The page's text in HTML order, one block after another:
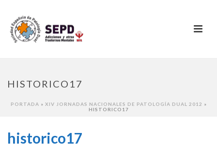
HISTORICO17
PORTADA » XIV JORNADAS NACIONALES DE PATOLOGÍA DUAL 2012 »
HISTORICO17
historico17